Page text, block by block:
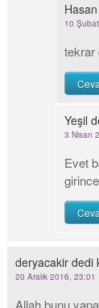
Hasan
10
tekrar
Yeşil
3 Nisan
Evet
deryacakir dedi
20 Aralık 2016, 23:01
Allah bunu